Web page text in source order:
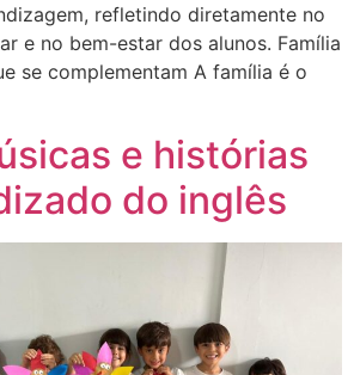
refletindo diretamente no
e no bem-estar dos alunos. Família
se complementam A família é o
e histórias
do inglês